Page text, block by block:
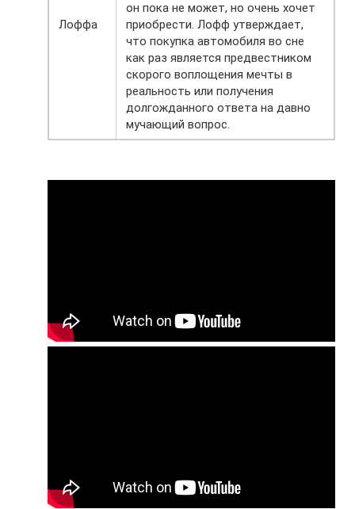
Лоффа
он пока не может, но очень хочет
приобрести. Лофф утверждает,
что покупка автомобиля во сне
как раз является предвестником
скорого воплощения мечты в
реальность или получения
долгожданного ответа на давно
мучающий вопрос.